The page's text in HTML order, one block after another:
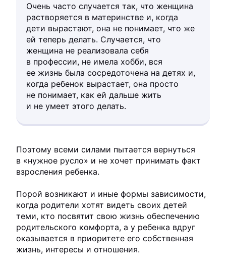
Очень часто случается так, что женщина
растворяется в материнстве и, когда
дети вырастают, она не понимает, что же
ей теперь делать. Случается, что
женщина не реализовала себя
в профессии, не имела хобби, вся
ее жизнь была сосредоточена на детях и,
когда ребенок вырастает, она просто
не понимает, как ей дальше жить
и не умеет этого делать.
Поэтому всеми силами пытается вернуться
в «нужное русло» и не хочет принимать факт
взросления ребенка.
Порой возникают и иные формы зависимости,
когда родители хотят видеть своих детей
теми, кто посвятит свою жизнь обеспечению
родительского комфорта, а у ребенка вдруг
оказывается в приоритете его собственная
жизнь, интересы и отношения.